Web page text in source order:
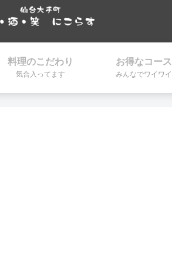
料理のこだわり
気合入ってます
お得なコース
みんなでワイワイ